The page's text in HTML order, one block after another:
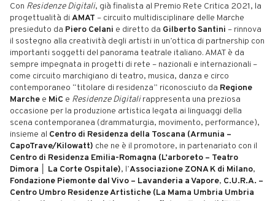
Con Residenze Digitali, già finalista al Premio Rete Critica 2021, la
progettualità diAMAT – circuito multidisciplinare delle Marche
presieduto da Piero Celani e diretto da Gilberto Santini – rinnova
il sostegno alla creatività degli artisti in un’ottica di partnership con
importanti soggetti del panorama teatrale italiano. AMAT è da
sempre impegnata in progetti di rete – nazionali e internazionali –
come circuito marchigiano di teatro, musica, danza e circo
contemporaneo “titolare di residenza” riconosciuto da Regione
Marche e MiC e Residenze Digitalirappresenta una preziosa
occasione per la produzione artistica legata ai linguaggi della
scena contemporanea (drammaturgia, movimento, performance),
insieme al Centro di Residenza della Toscana (Armunia –
CapoTrave/Kilowatt) che ne è il promotore, in partenariato con il
Centro di Residenza Emilia-Romagna (L’arboreto – Teatro
Dimora │ La Corte Ospitale), l’Associazione ZONA K di Milano,
Fondazione Piemonte dal Vivo – Lavanderia a Vapore, C.U.R.A. –
Centro Umbro Residenze Artistiche (La Mama Umbria Umbria